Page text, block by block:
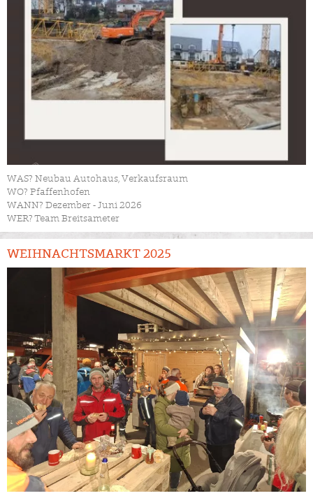
WAS? Neubau Autohaus, Verkaufsraum
WO? Pfaffenhofen
WANN? Dezember - Juni 2026
WER? Team Breitsameter
WEIHNACHTSMARKT 2025